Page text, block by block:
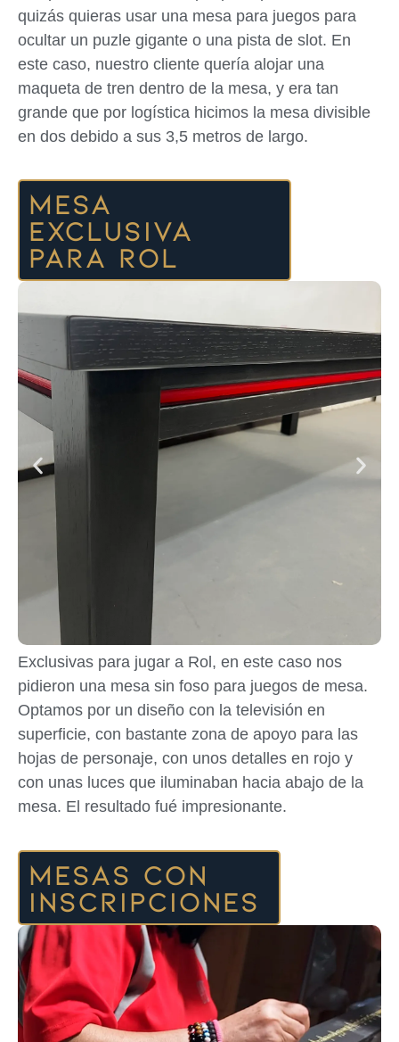
quizás quieras usar una mesa para juegos para
ocultar un puzle gigante o una pista de slot. En
este caso, nuestro cliente quería alojar una
maqueta de tren dentro de la mesa, y era tan
grande que por logística hicimos la mesa divisible
en dos debido a sus 3,5 metros de largo.
Mesa
exclusiva
para rol
Exclusivas para jugar a Rol, en este caso nos
pidieron una mesa sin foso para juegos de mesa.
Optamos por un diseño con la televisión en
superficie, con bastante zona de apoyo para las
hojas de personaje, con unos detalles en rojo y
con unas luces que iluminaban hacia abajo de la
mesa. El resultado fué impresionante.
Mesas con
inscripciones